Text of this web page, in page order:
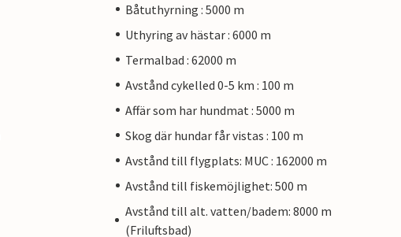
Båtuthyrning : 5000 m
Uthyring av hästar : 6000 m
Termalbad : 62000 m
Avstånd cykelled 0-5 km : 100 m
Affär som har hundmat : 5000 m
Skog där hundar får vistas : 100 m
Avstånd till flygplats: MUC : 162000 m
Avstånd till fiskemöjlighet: 500 m
Avstånd till alt. vatten/badem: 8000 m
(Friluftsbad)